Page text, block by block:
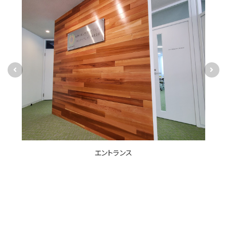
エントランス